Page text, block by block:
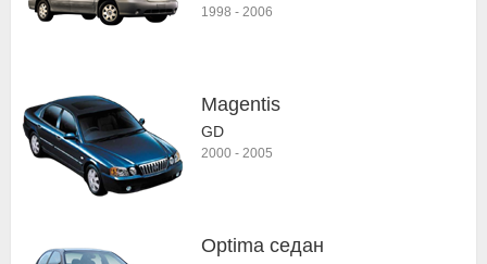
1998 - 2006
Magentis
GD
2000 - 2005
Optima седан